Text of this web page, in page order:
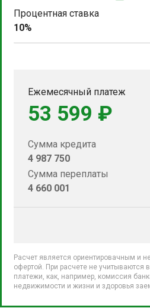
Процентная ставка
10%
Ежемесячный платеж
53 599 ₽
Сумма кредита
4 987 750
Сумма переплаты
4 660 001
Расчет является ориентировачным и
офертой. При расчете не
платежи, как, например, комиссия
недвижимости и жизни и здоровья